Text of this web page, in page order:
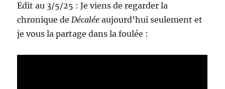
Edit au 3/5/25 : Je viens de regarder la
chronique deDécaléeaujourd’hui seulement et
je vous la partage dans la foulée :